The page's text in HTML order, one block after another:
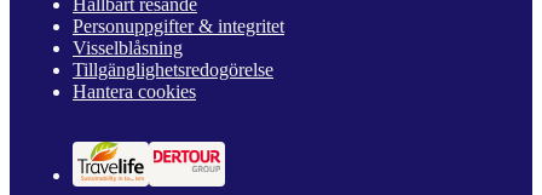
Hållbart resande
Personuppgifter & integritet
Visselblåsning
Tillgänglighetsredogörelse
Hantera cookies